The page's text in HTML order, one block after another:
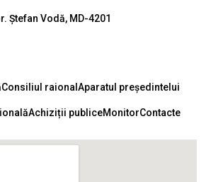
Ștefan Vodă, MD-4201
Consiliul raional Aparatul președintelui
Achiziții publiceMonitorContacte